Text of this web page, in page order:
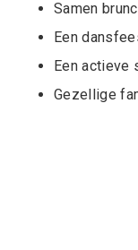
Samen
Een
Een actieve
Gezellige